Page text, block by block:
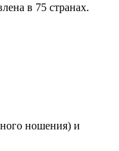
в 75 странах.
ношения) и